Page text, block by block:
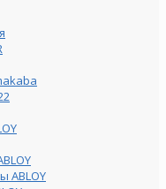
ABLOY